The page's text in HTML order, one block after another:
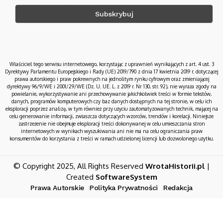
Właściciel tego serwisu internetowego, korzystając z uprawnień wynikających z art. 4 ust. 3
Dyrektywy Parlamentu Europejskiego i Rady (UE) 2019/790 z dnia 17 kwietnia 2019 r. dotyczącej
prawa autorskiego i praw pokrewnych na jednolitym rynku cyfrowym oraz zmieniającej
dyrektywy 96/9/WE i 2001/29/WE (Dz. U. UE. L. z 2019 r. Nr 130, str. 92), nie wyraża zgody na
powielanie, wykorzystywanie ani przechowywanie jakichkolwiek treści w formie tekstów,
danych, programów komputerowych czy baz danych dostępnych na tej stronie, w celu ich
eksploracji poprzez analizę, w tym również przy użyciu zautomatyzowanych technik, mającej na
celu generowanie informacji, zwłaszcza dotyczących wzorców, trendów i korelacji. Niniejsze
zastrzeżenie nie obejmuje eksploracji treści dokonywanej w celu umieszczania stron
internetowych w wynikach wyszukiwania ani nie ma na celu ograniczania praw
konsumentów do korzystania z treści w ramach udzielonej licencji lub dozwolonego użytku.
© Copyright 2025, All Rights Reserved WrotaHistorii.pl |
Created SoftwareSystem
Prawa Autorskie Polityka Prywatności Redakcja